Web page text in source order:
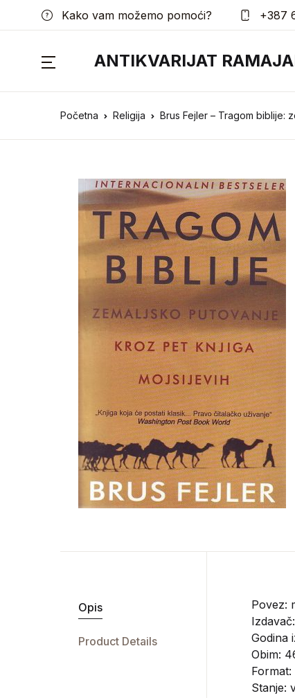
Kako vam možemo pomoći? +387
ANTIKVARIJAT
Početna Religija Brus Fejler – Tragom biblije:
Opis
Product Details
Povez:
Izdavač:
Godina
Obim:
Format:
Stanje: